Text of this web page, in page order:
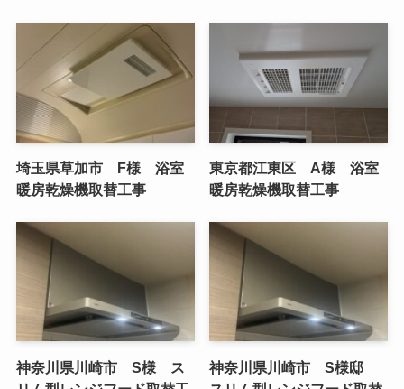
埼玉県草加市 F様 浴室
暖房乾燥機取替工事
東京都江東区 A様 浴室
暖房乾燥機取替工事
神奈川県川崎市 S様 ス
神奈川県川崎市 S様邸